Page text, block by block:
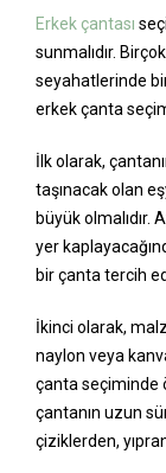
Erkek çantası
sunmalıdır.
seyahatlerinde
erkek çanta
İlk olarak,
taşınacak olan
büyük olmalıdır.
yer
bir çanta tercih
İkinci olarak,
naylon veya
çanta seçiminde
çantanın uzun
çiziklerden,